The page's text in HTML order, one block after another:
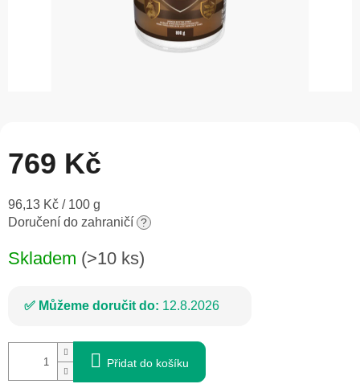
769 Kč
Měrná
cena:
96,13 Kč / 100 g
Doručení do zahraničí ?
Skladem (>10 ks)
Můžeme doručit do: 12.8.2026
Přidat do košíku